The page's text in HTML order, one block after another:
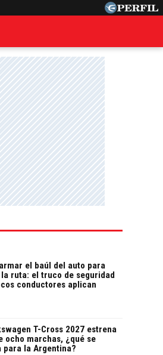
el baúl del auto para
ruta: el truco de seguridad
conductores aplican
T-Cross 2027 estrena
ocho marchas, ¿qué se
para la Argentina?